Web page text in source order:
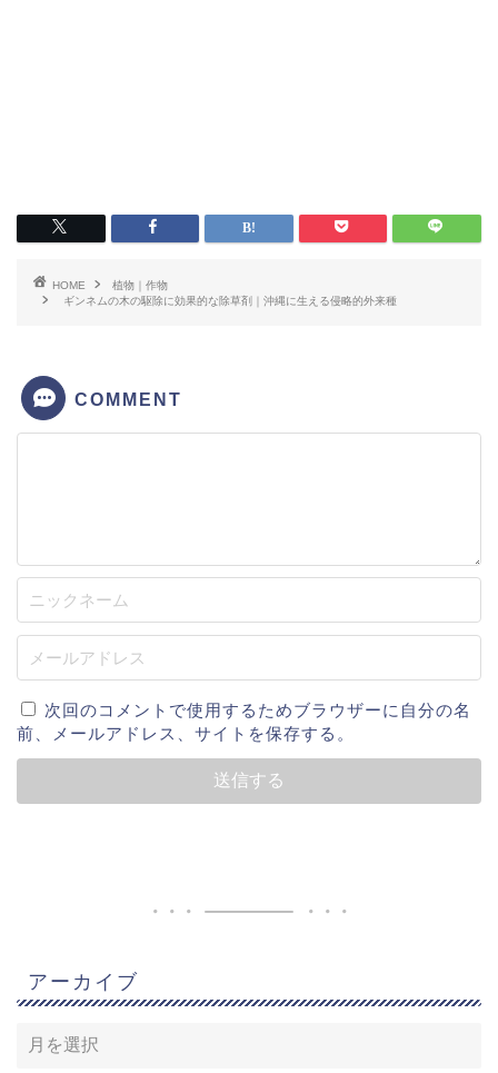
HOME
植物｜作物
ギンネムの木の駆除に効果的な除草剤｜沖縄に生える侵略的外来種
COMMENT
次回のコメントで使用するためブラウザーに自分の名
前、メールアドレス、サイトを保存する。
アーカイブ